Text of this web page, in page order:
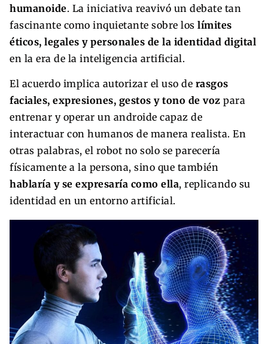
humanoide. La iniciativa reavivó un debate tan
fascinante como inquietante sobre los límites
éticos, legales y personales de la identidad digital
en la era de la inteligencia artificial.
El acuerdo implica autorizar el uso de rasgos
faciales, expresiones, gestos y tono de voz para
entrenar y operar un androide capaz de
interactuar con humanos de manera realista. En
otras palabras, el robot no solo se parecería
físicamente a la persona, sino que también
hablaría y se expresaría como ella, replicando su
identidad en un entorno artificial.